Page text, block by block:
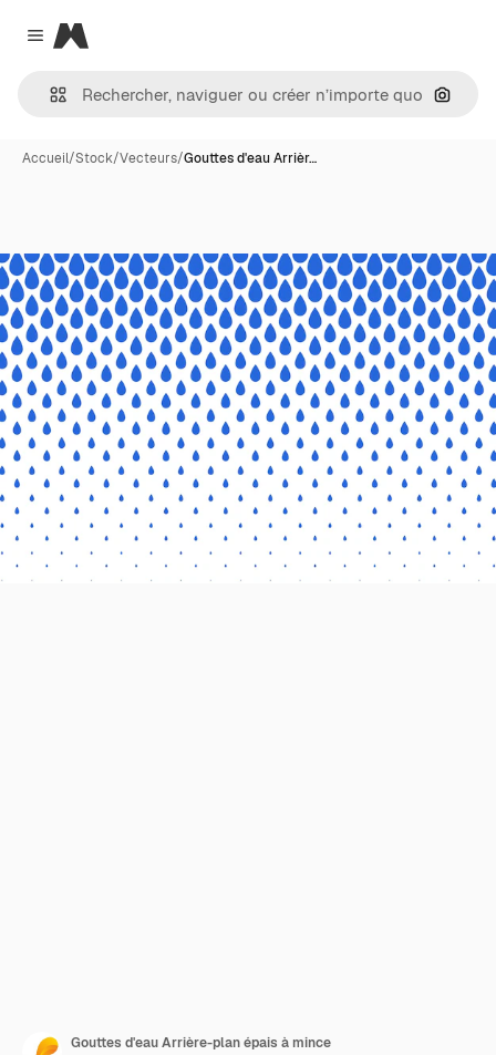
Close menu
Magnific
Accueil/Stock/Vecteurs/Gouttes d'eau Arrièr…
Gouttes d'eau Arrière-plan épais à mince